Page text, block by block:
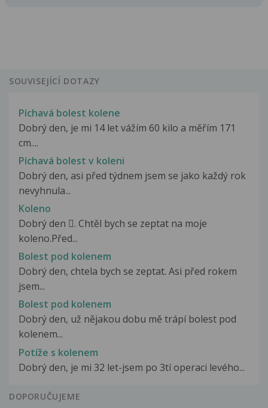
SOUVISEJÍCÍ DOTAZY
Píchavá bolest kolene
Dobrý den, je mi 14 let vážím 60 kilo a měřím 171
cm....
Píchavá bolest v koleni
Dobrý den, asi před týdnem jsem se jako každý rok
nevyhnula...
Koleno
Dobrý den . Chtěl bych se zeptat na moje
koleno.Před...
Bolest pod kolenem
Dobrý den, chtela bych se zeptat. Asi před rokem
jsem...
Bolest pod kolenem
Dobrý den, už nějakou dobu mě trápí bolest pod
kolenem...
Potíže s kolenem
Dobrý den, je mi 32 let-jsem po 3tí operaci levého...
DOPORUČUJEME